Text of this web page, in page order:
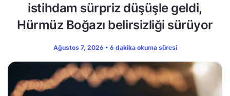
istihdam sürpriz düşüşle geldi,
Hürmüz Boğazı belirsizliği sürüyor
Ağustos 7, 2026 • 6 dakika okuma süresi